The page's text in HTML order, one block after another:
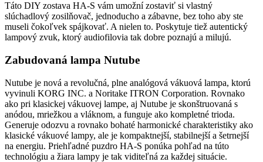
Táto DIY zostava HA-S vám umožní zostaviť si vlastný
slúchadlový zosilňovač, jednoducho a zábavne, bez toho aby ste
museli čokoľvek spájkovať. A nielen to. Poskytuje tiež autentický
lampový zvuk, ktorý audiofilovia tak dobre poznajú a milujú.
Zabudovaná lampa Nutube
Nutube je nová a revolučná, plne analógová vákuová lampa, ktorú
vyvinuli KORG INC. a Noritake ITRON Corporation. Rovnako
ako pri klasickej vákuovej lampe, aj Nutube je skonštruovaná s
anódou, mriežkou a vláknom, a funguje ako kompletné trioda.
Generuje odozvu a rovnako bohaté harmonické charakteristiky ako
klasické vákuové lampy, ale je kompaktnejší, stabilnejší a šetrnejší
na energiu. Priehľadné puzdro HA-S ponúka pohľad na túto
technológiu a žiara lampy je tak viditeľná za každej situácie.